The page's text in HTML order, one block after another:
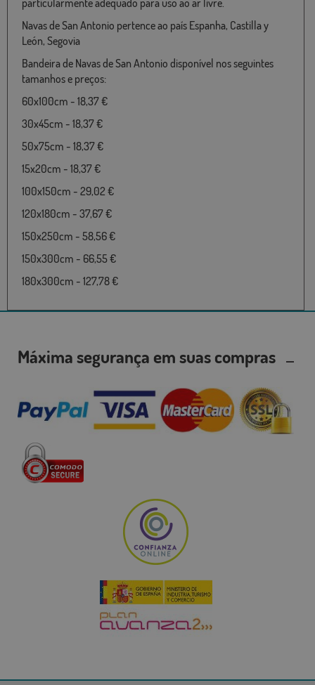
particularmente adequado para uso ao ar livre.
Navas de San Antonio pertence ao país Espanha, Castilla y
León, Segovia
Bandeira de Navas de San Antonio disponível nos seguintes
tamanhos e preços:
60x100cm - 18,37 €
30x45cm - 18,37 €
50x75cm - 18,37 €
15x20cm - 18,37 €
100x150cm - 29,02 €
120x180cm - 37,67 €
150x250cm - 58,56 €
150x300cm - 66,55 €
180x300cm - 127,78 €
Máxima segurança em suas compras